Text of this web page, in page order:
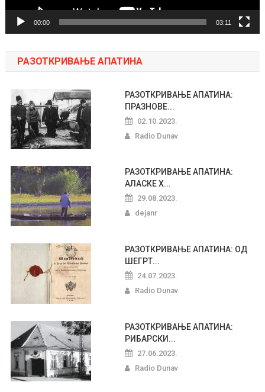
00:00 03:11
РАЗОТКРИВАЊЕ АПАТИНА
РАЗОТКРИВАЊЕ АПАТИНА:
ПРАЗНОВЕ...
02.10.2023.
Radio Dunav
РАЗОТКРИВАЊЕ АПАТИНА:
АЛАСКЕ Х...
29.08.2023.
dejanr
РАЗОТКРИВАЊЕ АПАТИНА: ОД
ШЕГРТ...
24.07.2023.
Radio Dunav
РАЗОТКРИВАЊЕ АПАТИНА:
РИБАРСКИ...
27.06.2023.
Radio Dunav